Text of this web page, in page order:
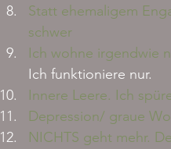
Statt ehemaligem
schwer
Ich wohne irgendwie n
Ich funktioniere nur.
Innere Leere. Ich
Depression/ graue
NICHTS geht mehr.